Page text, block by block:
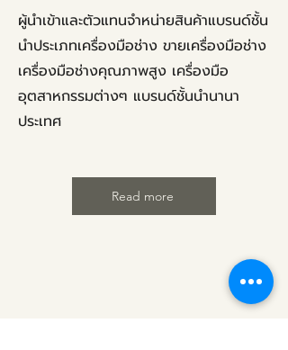
ผู้นำเข้าและตัวแทนจำหน่ายสินค้าแบรนด์ชั้น
นำประเภทเครื่องมือช่าง ขายเครื่องมือช่าง
เครื่องมือช่างคุณภาพสูง เครื่องมือ
อุตสาหกรรมต่างๆ แบรนด์ชั้นนำนานา
ประเทศ
Read more